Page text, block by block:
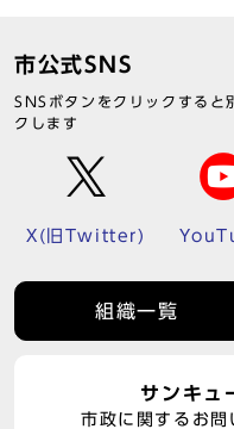
市公式SNS
SNSボタンをクリックすると
クします
X(旧Twitter)
組織一覧
サンキュ
市政に関するお問